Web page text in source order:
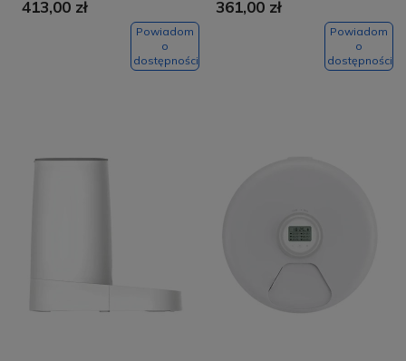
kota Fresh 2
CatLink F04 PRO
413,00 zł
Powiadom
o
dostępności
361,00 zł
Powiadom
o
dostępności